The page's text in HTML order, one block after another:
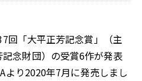
回「大平正芳記念賞」（主
念財団）の受賞6作が発表
より2020年7月に発売しまし